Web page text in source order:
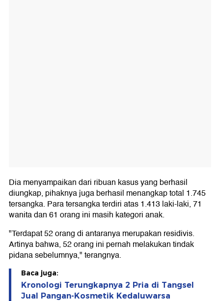
Dia menyampaikan dari ribuan kasus yang berhasil
diungkap, pihaknya juga berhasil menangkap total 1.745
tersangka. Para tersangka terdiri atas 1.413 laki-laki, 71
wanita dan 61 orang ini masih kategori anak.
"Terdapat 52 orang di antaranya merupakan residivis.
Artinya bahwa, 52 orang ini pernah melakukan tindak
pidana sebelumnya," terangnya.
Baca juga:
Kronologi Terungkapnya 2 Pria di Tangsel
Jual Pangan-Kosmetik Kedaluwarsa